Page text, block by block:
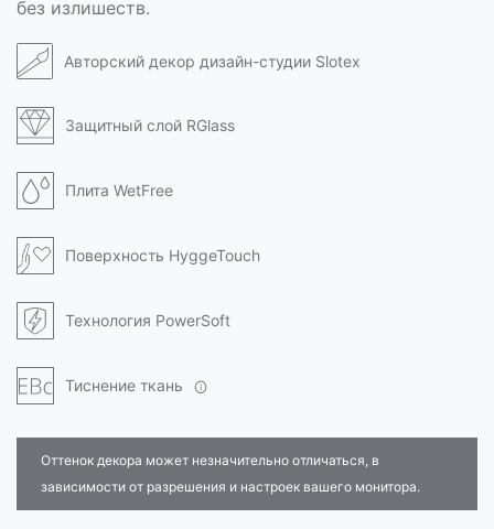
без излишеств.
Авторский декор дизайн-студии Slotex
Защитный слой RGlass
Плита WetFree
Поверхность HyggeTouch
Технология PowerSoft
Тиснение ткань
Оттенок декора может незначительно отличаться, в
зависимости от разрешения и настроек вашего монитора.